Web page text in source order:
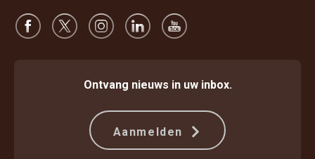
Ontvang nieuws in uw inbox.
Aanmelden